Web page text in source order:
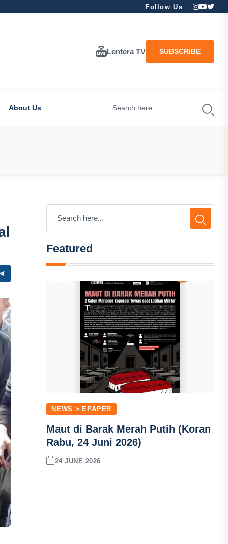
Follow Us
Lentera TV SUBSCRIBE
About Us
Featured
NEWS > EPAPER
Maut di Barak Merah Putih (Koran
Rabu, 24 Juni 2026)
24 JUNE 2026